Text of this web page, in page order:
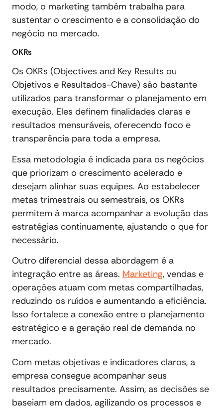
modo, o marketing também trabalha para
sustentar o crescimento e a consolidação do
negócio no mercado.
OKRs
Os OKRs (Objectives and Key Results ou
Objetivos e Resultados-Chave) são bastante
utilizados para transformar o planejamento em
execução. Eles definem finalidades claras e
resultados mensuráveis, oferecendo foco e
transparência para toda a empresa.
Essa metodologia é indicada para os negócios
que priorizam o crescimento acelerado e
desejam alinhar suas equipes. Ao estabelecer
metas trimestrais ou semestrais, os OKRs
permitem à marca acompanhar a evolução das
estratégias continuamente, ajustando o que for
necessário.
Outro diferencial dessa abordagem é a
integração entre as áreas. Marketing, vendas e
operações atuam com metas compartilhadas,
reduzindo os ruídos e aumentando a eficiência.
Isso fortalece a conexão entre o planejamento
estratégico e a geração real de demanda no
mercado.
Com metas objetivas e indicadores claros, a
empresa consegue acompanhar seus
resultados precisamente. Assim, as decisões se
baseiam em dados, agilizando os processos e